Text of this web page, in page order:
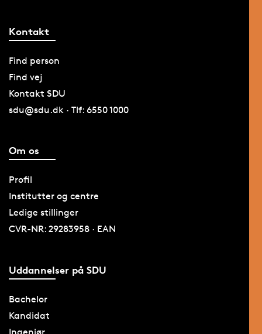
Kontakt
Find person
Find vej
Kontakt SDU
sdu@sdu.dk · Tlf: 6550 1000
Om os
Profil
Institutter og centre
Ledige stillinger
CVR-NR: 29283958 · EAN
Uddannelser på SDU
Bachelor
Kandidat